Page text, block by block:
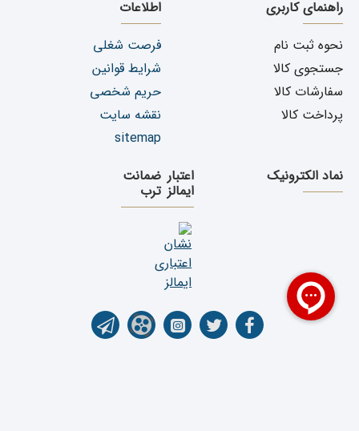
راهنمای کاربری
نحوه ثبت نام
جستجوی کالا
سفارشات کالا
پرداخت کالا
اطلاعات
فرصت شغلی
شرایط قوانین
حریم شخصی
نقشه سایت
sitemap
نماد الکترونیک
اعتبار
ایمالز
ضمانت
ترب